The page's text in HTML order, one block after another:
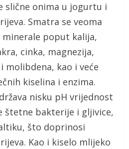
slične onima u jogurtu i
Smatra se veoma
minerale poput kalija,
cinka, magnezija,
molibdena, kao i veće
kiselina i enzima.
nisku pH vrijednost
štetne bakterije i gljivice,
što doprinosi
Kao i kiselo mlijeko